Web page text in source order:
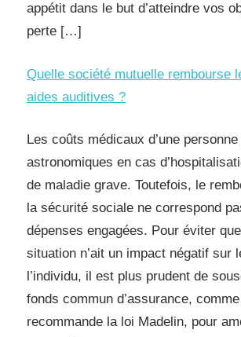
appétit dans le but d’atteindre vos
perte […]
Quelle société mutuelle rembourse
aides auditives ?
Les coûts médicaux d’une
astronomiques en cas
de maladie grave. Toutefois, le
la sécurité sociale ne correspond
dépenses engagées. Pour éviter
situation n’ait un impact négatif sur
l’individu, il est plus prudent de
fonds commun d’assurance,
recommande la loi Madelin, pour